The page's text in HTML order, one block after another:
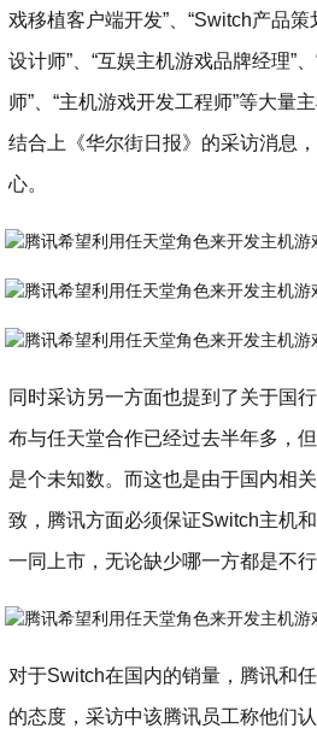
戏移植客户端开发”、“Switch产品策
设计师”、“互娱主机游戏品牌经理”
师”、“主机游戏开发工程师”等大量
结合上《华尔街日报》的采访消息
心。
同时采访另一方面也提到了关于国
布与任天堂合作已经过去半年多，
是个未知数。而这也是由于国内相
致，腾讯方面必须保证Switch主机
一同上市，无论缺少哪一方都是不行
对于Switch在国内的销量，腾讯和
的态度，采访中该腾讯员工称他们